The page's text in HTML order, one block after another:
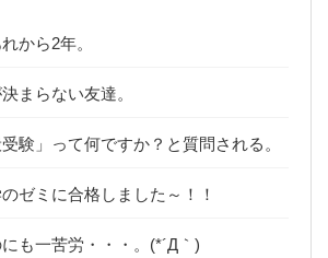
から2年。
まらない友達。
験」って何ですか？と質問される。
ゼミに合格しました～！！
も一苦労・・・。(*´Д｀)